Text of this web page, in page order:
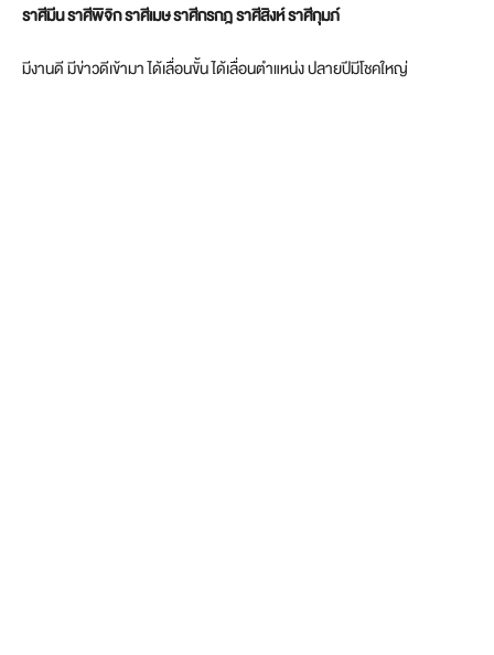
ราศีมีน ราศีพิจิก ราศีเมษ ราศีกรกฎ ราศีสิงห์ ราศีกุมภ์
มีงานดี มีข่าวดีเข้ามา ได้เลื่อนขั้น ได้เลื่อนตำแหน่ง ปลายปีมีโชคใหญ่